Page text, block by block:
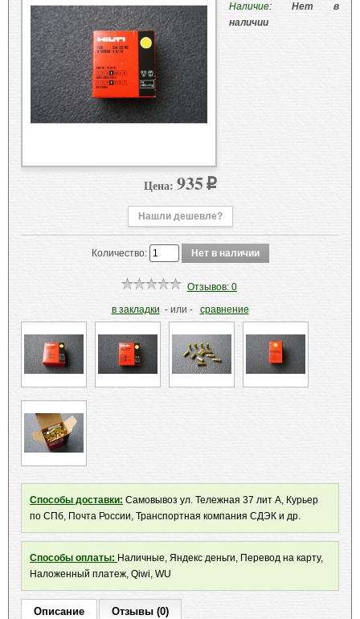
Наличие: Нет в
наличии
Цена: 935 p
Нашли дешевле?
Количество:
Отзывов: 0
в закладки - или - сравнение
Способы доставки: Самовывоз ул. Тележная 37 лит А, Курьер
по СПб, Почта России, Транспортная компания СДЭК и др.
Способы оплаты: Наличные, Яндекс деньги, Перевод на карту,
Наложенный платеж, Qiwi, WU
Описание Отзывы (0)